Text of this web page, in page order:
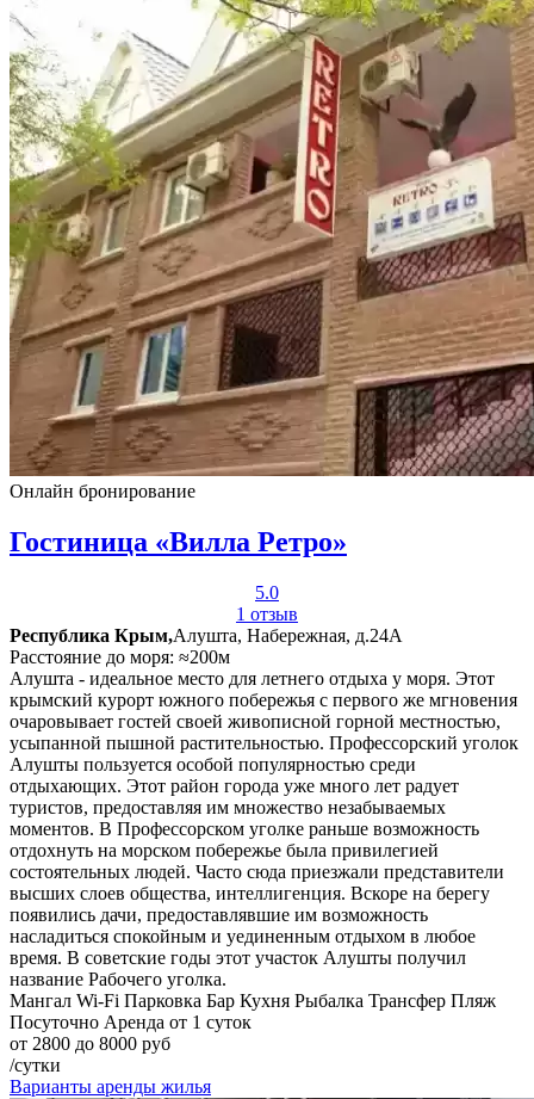
Онлайн бронирование
Гостиница «Вилла Ретро»
5.0
1 отзыв
Республика Крым,Алушта, Набережная, д.24А
Расстояние до моря: ≈200м
Алушта - идеальное место для летнего отдыха у моря. Этот
крымский курорт южного побережья с первого же мгновения
очаровывает гостей своей живописной горной местностью,
усыпанной пышной растительностью. Профессорский уголок
Алушты пользуется особой популярностью среди
отдыхающих. Этот район города уже много лет радует
туристов, предоставляя им множество незабываемых
моментов. В Профессорском уголке раньше возможность
отдохнуть на морском побережье была привилегией
состоятельных людей. Часто сюда приезжали представители
высших слоев общества, интеллигенция. Вскоре на берегу
появились дачи, предоставлявшие им возможность
насладиться спокойным и уединенным отдыхом в любое
время. В советские годы этот участок Алушты получил
название Рабочего уголка.
Мангал Wi-Fi Парковка Бар Кухня Рыбалка Трансфер Пляж
Посуточно Аренда от 1 суток
от 2800 до 8000 руб
/сутки
Варианты аренды жилья